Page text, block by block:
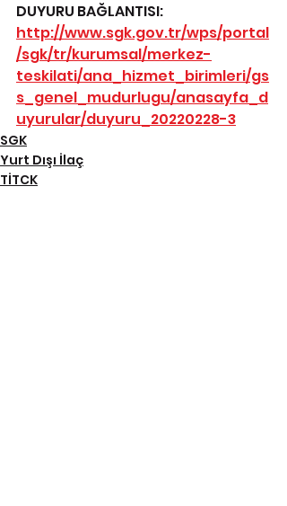
DUYURU BAĞLANTISI:
http://www.sgk.gov.tr/wps/portal
/sgk/tr/kurumsal/merkez-
teskilati/ana_hizmet_birimleri/gs
s_genel_mudurlugu/anasayfa_d
uyurular/duyuru_20220228-3
SGK
Yurt Dışı İlaç
TİTCK